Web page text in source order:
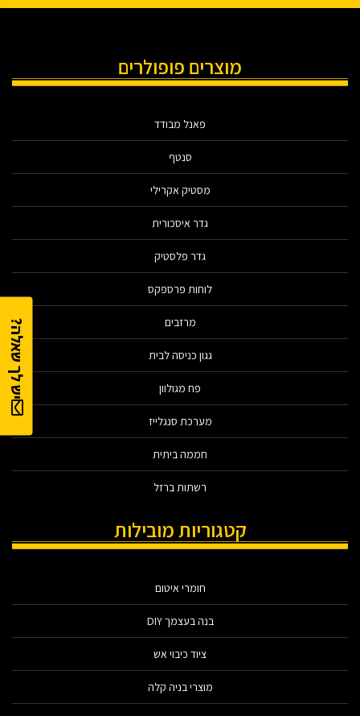
יש לך שאלה?
מוצרים פופולרים
פאנל מבודד
סנטף
מסטיק אקרילי
גדר איסכורית
גדר פלסטיק
לוחות פרספקס
מרזבים
גגון כניסה לבית
פח מגולוון
מערכת סנגלייז
חממה ביתית
רשתות ברזל
קטגוריות מובילות
חומרי איטום
בנה בעצמך DIY
ציוד כיבוי אש
מוצרי בניה קלה